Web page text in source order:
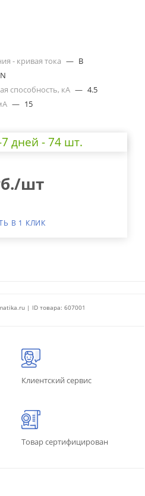
- кривая тока — B
способность, кА — 4.5
— 15
7 дней - 74 шт.
/шт
В 1 КЛИК
| ID товара: 607001
Клиентский сервис
Товар сертифицирован